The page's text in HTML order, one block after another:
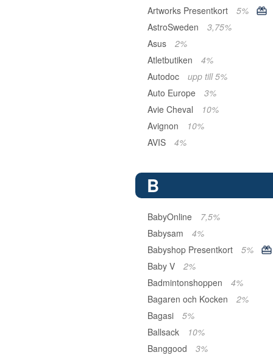
Artworks Presentkort
5%
AstroSweden
3,75%
Asus
2%
Atletbutiken
4%
Autodoc
upp till 5%
Auto Europe
3%
Avie Cheval
10%
Avignon
10%
AVIS
4%
B
BabyOnline
7,5%
Babysam
4%
Babyshop Presentkort
5%
Baby V
2%
Badmintonshoppen
4%
Bagaren och Kocken
2%
Bagasi
5%
Ballsack
10%
Banggood
3%